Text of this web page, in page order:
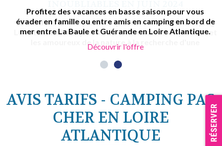
Profitez des vacances en basse saison pour vous
évader en famille ou entre amis en camping en bord de
mer entre La Baule et Guérande en Loire Atlantique.
Découvrir l'offre
AVIS TARIFS - CAMPING PAS
CHER EN LOIRE
ATLANTIQUE